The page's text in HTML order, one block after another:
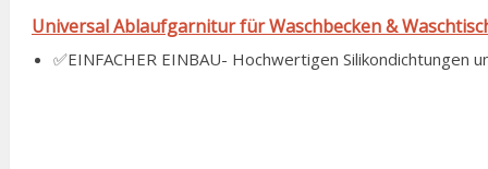
Universal Ablaufgarnitur für Waschbecken &
✅EINFACHER EINBAU- Hochwertigen